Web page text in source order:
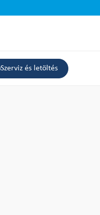
Szerviz és letöltés